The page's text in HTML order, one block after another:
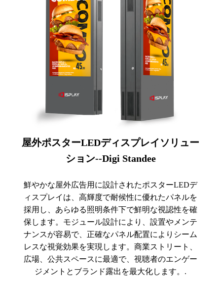
屋外ポスターLEDディスプレイソリュー
ション--Digi Standee
鮮やかな屋外広告用に設計されたポスターLEDデ
ィスプレイは、高輝度で耐候性に優れたパネルを
採用し、あらゆる照明条件下で鮮明な視認性を確
保します。モジュール設計により、設置やメンテ
ナンスが容易で、正確なパネル配置によりシーム
レスな視覚効果を実現します。商業ストリート、
広場、公共スペースに最適で、視聴者のエンゲー
ジメントとブランド露出を最大化します。.